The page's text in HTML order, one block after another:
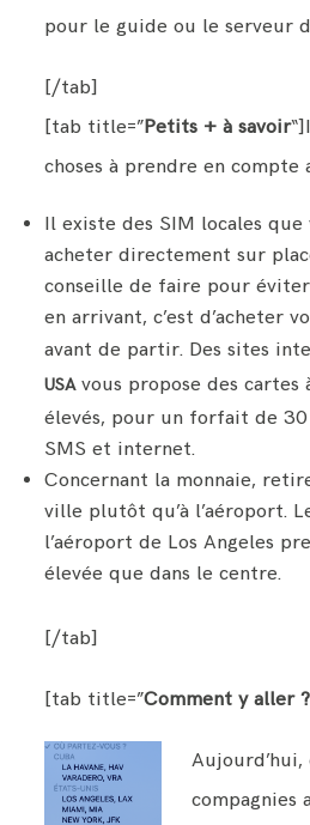
pour le guide ou le serveur
[/tab]
[tab title=”Petits + à savoir
choses à prendre en compte
Il existe des SIM locales que
acheter directement sur
conseille de faire pour
en arrivant, c’est d’acheter
avant de partir. Des sites
USAvous propose des cartes
élevés, pour un forfait de 30
SMS et internet.
Concernant la monnaie,
ville plutôt qu’à l’aéroport.
l’aéroport de Los Angeles
élevée que dans le centre.
[/tab]
[tab title=”Comment y aller
Aujourd’hui,
compagnies